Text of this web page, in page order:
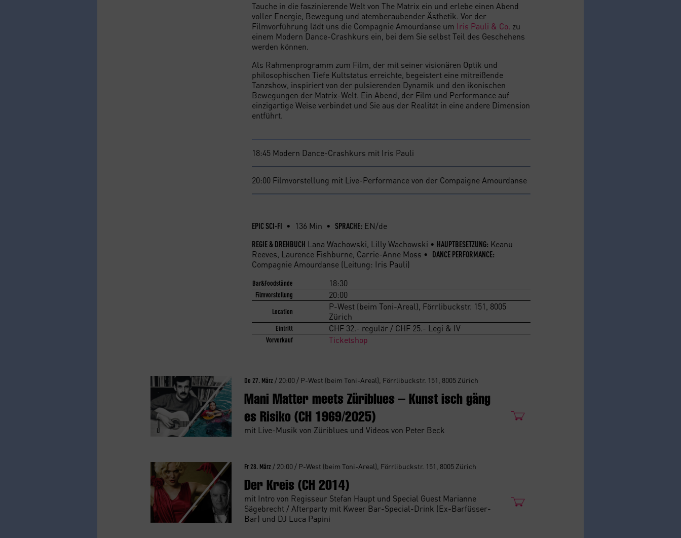
Tauche in die faszinierende Welt von The Matrix ein und erlebe einen Abend
voller Energie, Bewegung und atemberaubender Ästhetik. Vor der
Filmvorführung lädt uns die Compagnie Amourdanse um Iris Pauli & Co. zu
einem Modern Dance-Crashkurs ein, bei dem Sie selbst Teil des Geschehens
werden können.
Als Rahmenprogramm zum Film, der mit seiner visionären Optik und
philosophischen Tiefe Kultstatus erreichte, begeistert eine mitreißende
Tanzshow, inspiriert von der pulsierenden Dynamik und den ikonischen
Bewegungen der Matrix-Welt. Ein Abend, der Film und Performance auf
einzigartige Weise verbindet und Sie aus der Realität in eine andere Dimension
entführt.
18:45 Modern Dance-Crashkurs mit Iris Pauli
20:00 Filmvorstellung mit Live-Performance von der Compaigne Amourdanse
EPIC SCI-FI • 136 Min • SPRACHE: EN/de
REGIE & DREHBUCH Lana Wachowski, Lilly Wachowski • HAUPTBESETZUNG: Keanu
Reeves, Laurence Fishburne, Carrie-Anne Moss •
DANCE PERFORMANCE:
Compagnie Amourdanse (Leitung: Iris Pauli)
Bar&Foodstände 18:30
Filmvorstellung 20:00
Location
P-West (beim Toni-Areal), Förrlibuckstr. 151, 8005
Zürich
Eintritt CHF 32.- regulär / CHF 25.- Legi & IV
Vorverkauf Ticketshop
Do 27. März / 20:00 / P-West (beim Toni-Areal), Förrlibuckstr. 151, 8005 Zürich
Mani Matter meets Züriblues – Kunst isch gäng
es Risiko (CH 1969/2025)
mit Live-Musik von Züriblues und Videos von Peter Beck
Fr 28. März / 20:00 / P-West (beim Toni-Areal), Förrlibuckstr. 151, 8005 Zürich
Der Kreis (CH 2014)
mit Intro von Regisseur Stefan Haupt und Special Guest Marianne
Sägebrecht / Afterparty mit Kweer Bar-Special-Drink (Ex-Barfüsser-
Bar) und DJ Luca Papini